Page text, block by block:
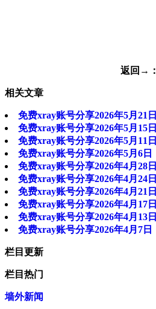
返回→：
相关文章
免费xray账号分享2026年5月21日
免费xray账号分享2026年5月15日
免费xray账号分享2026年5月11日
免费xray账号分享2026年5月6日
免费xray账号分享2026年4月28日
免费xray账号分享2026年4月24日
免费xray账号分享2026年4月21日
免费xray账号分享2026年4月17日
免费xray账号分享2026年4月13日
免费xray账号分享2026年4月7日
栏目更新
栏目热门
墙外新闻